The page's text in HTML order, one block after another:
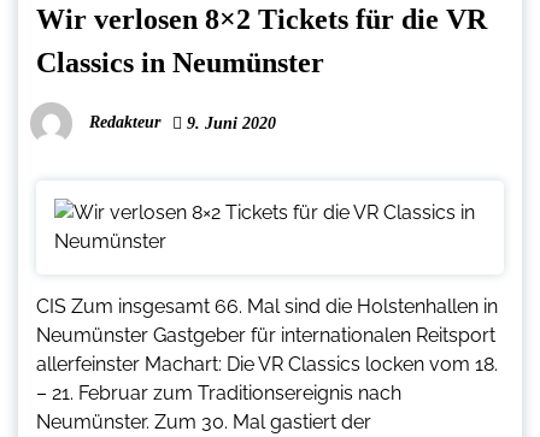
Wir verlosen 8×2 Tickets für die VR
Classics in Neumünster
Redakteur 9. Juni 2020
CIS Zum insgesamt 66. Mal sind die Holstenhallen in
Neumünster Gastgeber für internationalen Reitsport
allerfeinster Machart: Die VR Classics locken vom 18.
– 21. Februar zum Traditionsereignis nach
Neumünster. Zum 30. Mal gastiert der